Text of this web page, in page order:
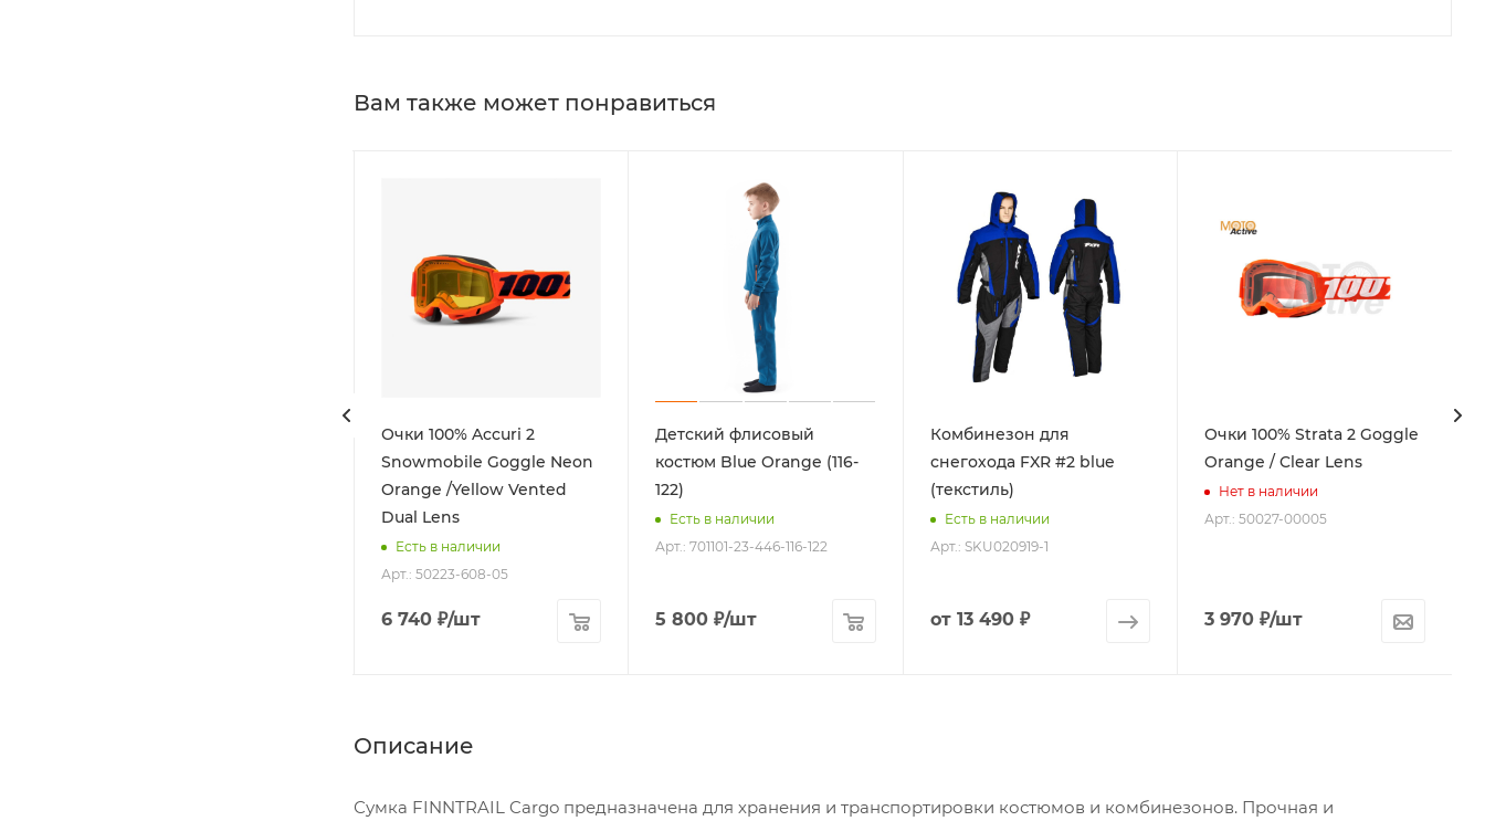
Вам также может понравиться
Очки 100% Accuri 2
Snowmobile Goggle Neon
Orange /Yellow Vented
Dual Lens
Есть в наличии
Арт.: 50223-608-05
6 740₽/шт
Детский флисовый
костюм Blue Orange (116-
122)
Есть в наличии
Арт.: 701101-23-446-116-122
5 800 ₽/шт
Комбинезон для
снегохода FXR #2 blue
(текстиль)
Есть в наличии
Арт.: SKU020919-1
от 13 490 ₽
Очки 100% Strata 2 Goggle
Orange / Clear Lens
Нет в наличии
Арт.: 50027-00005
3 970 ₽/шт
Описание
Сумка FINNTRAIL Cargo предназначена для хранения и транспортировки костюмов и комбинезонов. Прочная и